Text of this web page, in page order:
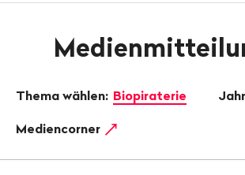
Thema wählen: Biopiraterie
Mediencorner